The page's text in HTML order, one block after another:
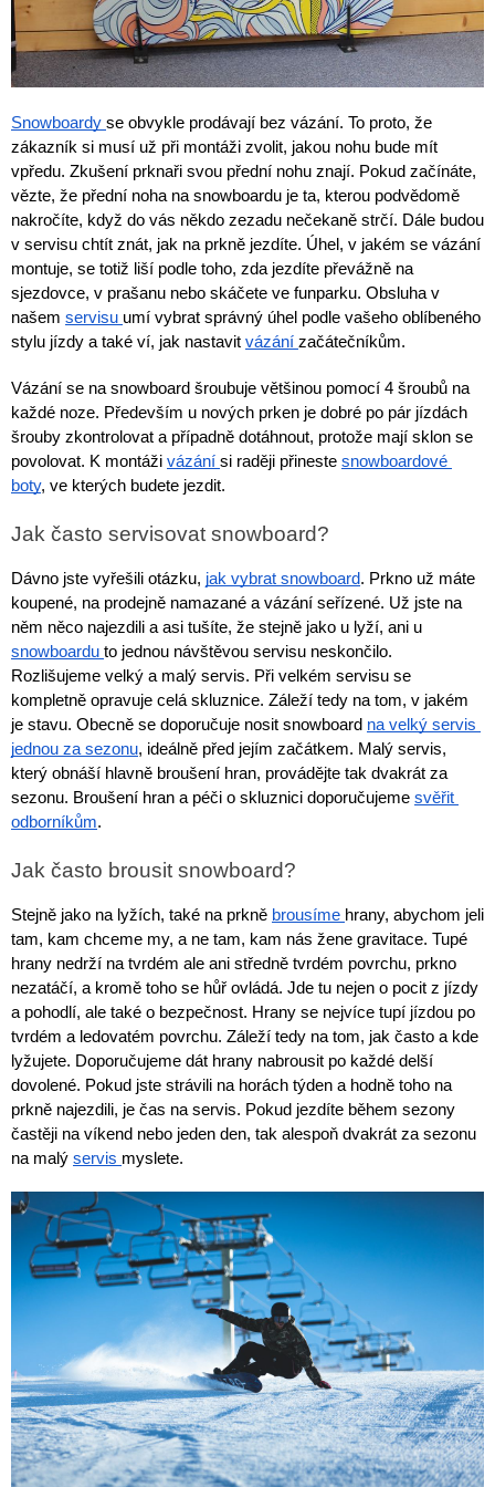
Mazání a čištění
Brašny, košíky a nosiče
Pumpičky a pumpy
Nářadí pro kola
Blatníky
Řetězy
Páteřáky
Ostatní
Vložky do bot
Náhradní díly
Boby a kluzáky
Snowboardy se obvykle prodávají bez vázání. To proto, že
zákazník si musí už při montáži zvolit, jakou nohu bude mít
vpředu. Zkušení prknaři svou přední nohu znají. Pokud začínáte,
vězte, že přední noha na snowboardu je ta, kterou podvědomě
nakročíte, když do vás někdo zezadu nečekaně strčí. Dále budou
v servisu chtít znát, jak na prkně jezdíte. Úhel, v jakém se vázání
montuje, se totiž liší podle toho, zda jezdíte převážně na
sjezdovce, v prašanu nebo skáčete ve funparku. Obsluha v
našem servisu umí vybrat správný úhel podle vašeho oblíbeného
stylu jízdy a také ví, jak nastavit vázání začátečníkům.
Vázání se na snowboard šroubuje většinou pomocí 4 šroubů na
každé noze. Především u nových prken je dobré po pár jízdách
šrouby zkontrolovat a případně dotáhnout, protože mají sklon se
povolovat. K montáži vázání si raději přineste snowboardové
boty, ve kterých budete jezdit.
Jak často servisovat snowboard?
Dávno jste vyřešili otázku, jak vybrat snowboard. Prkno už máte
koupené, na prodejně namazané a vázání seřízené. Už jste na
snowboardu to jednou návštěvou servisu neskončilo.
Rozlišujeme velký a malý servis. Při velkém servisu se
kompletně opravuje celá skluznice. Záleží tedy na tom, v jakém
je stavu. Obecně se doporučuje nosit snowboard na velký servis
jednou za sezonu, ideálně před jejím začátkem. Malý servis,
který obnáší hlavně broušení hran, provádějte tak dvakrát za
sezonu. Broušení hran a péči o skluznici doporučujeme svěřit
odborníkům.
Jak často brousit snowboard?
Stejně jako na lyžích, také na prkně brousíme hrany, abychom jeli
tam, kam chceme my, a ne tam, kam nás žene gravitace. Tupé
hrany nedrží na tvrdém ale ani středně tvrdém povrchu, prkno
nezatáčí, a kromě toho se hůř ovládá. Jde tu nejen o pocit z jízdy
a pohodlí, ale také o bezpečnost. Hrany se nejvíce tupí jízdou po
tvrdém a ledovatém povrchu. Záleží tedy na tom, jak často a kde
lyžujete. Doporučujeme dát hrany nabrousit po každé delší
dovolené. Pokud jste strávili na horách týden a hodně toho na
prkně najezdili, je čas na servis. Pokud jezdíte během sezony
častěji na víkend nebo jeden den, tak alespoň dvakrát za sezonu
na malý servis myslete.